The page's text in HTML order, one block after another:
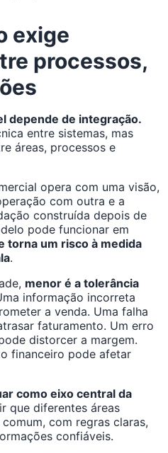
exige
processos,
depende de integração.
entre sistemas, mas
áreas, processos e
opera com uma visão,
com outra e a
construída depois de
pode funcionar em
torna um risco à medida
.
menor é a tolerância
informação incorreta
a venda. Uma falha
faturamento. Um erro
distorcer a margem.
financeiro pode afetar
como eixo central da
que diferentes áreas
com regras claras,
confiáveis.